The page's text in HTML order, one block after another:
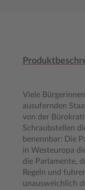
Viele
ausufernden
von der
Schraubstellen
benennbar: Die
in Westeuropa
die Parlamente,
Regeln und
unausweichlich